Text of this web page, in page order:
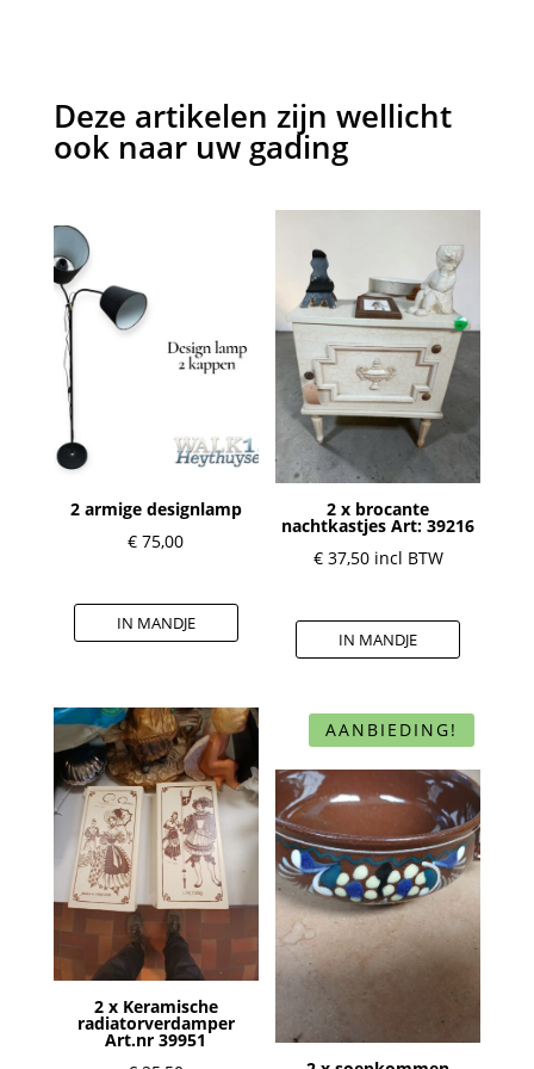
Deze artikelen zijn wellicht
ook naar uw gading
2 armige designlamp
€ 75,00
IN MANDJE
2 x brocante
nachtkastjes Art: 39216
€37,50 incl BTW
IN MANDJE
2 x Keramische
radiatorverdamper
Art.nr 39951
AANBIEDING!